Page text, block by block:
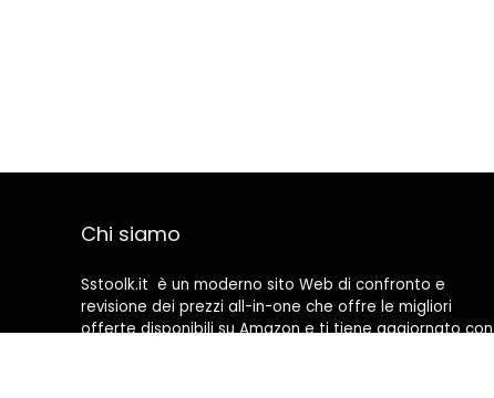
Chi siamo
Sstoolk.it è un moderno sito Web di confronto e
revisione dei prezzi all-in-one che offre le migliori
offerte disponibili su Amazon e ti tiene aggiornato con